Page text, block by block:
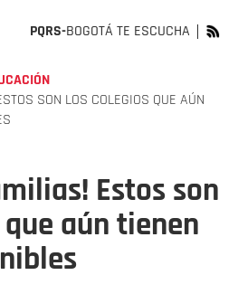
PQRS-BOGOTÁ TE ESCUCHA
SON LOS COLEGIOS QUE AÚN
Estos son
aún tienen